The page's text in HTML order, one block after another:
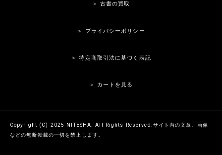
＞ 古書の買取
＞ プライバシーポリシー
＞ 特定商取引法に基づく表記
＞ カートを見る
Copyright (C) 2025 NITESHA. All Rights Reserved.サイト内の文章、画像
などの無断転載の一切を禁止します。